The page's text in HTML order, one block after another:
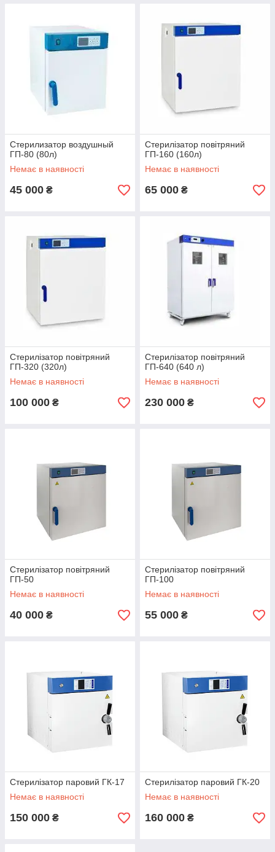
Стерилизатор воздушный
ГП-80 (80л)
Немає в наявності
45 000 ₴
Стерилізатор повітряний
ГП-160 (160л)
Немає в наявності
65 000 ₴
Стерилізатор повітряний
ГП-320 (320л)
Немає в наявності
100 000 ₴
Стерилізатор повітряний
ГП-640 (640 л)
Немає в наявності
230 000 ₴
Стерилізатор повітряний
ГП-50
Немає в наявності
40 000 ₴
Стерилізатор повітряний
ГП-100
Немає в наявності
55 000 ₴
Стерилізатор паровий ГК-17
Немає в наявності
150 000 ₴
Стерилізатор паровий ГК-20
Немає в наявності
160 000 ₴